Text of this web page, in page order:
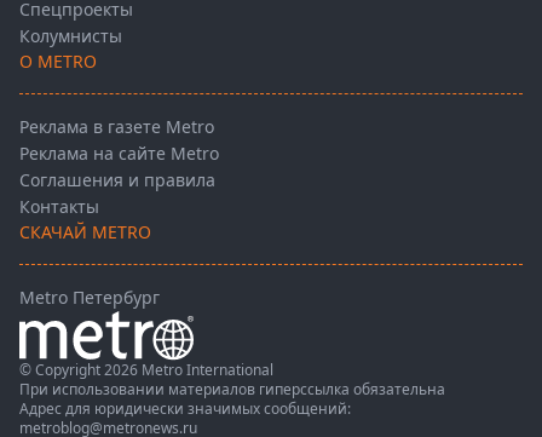
Спецпроекты
Колумнисты
О METRO
Реклама в газете Metro
Реклама на сайте Metro
Соглашения и правила
Контакты
СКАЧАЙ METRO
Metro Петербург
© Copyright 2026 Metro International
При использовании материалов гиперссылка обязательна
Адрес для юридически значимых сообщений:
metroblog@metronews.ru